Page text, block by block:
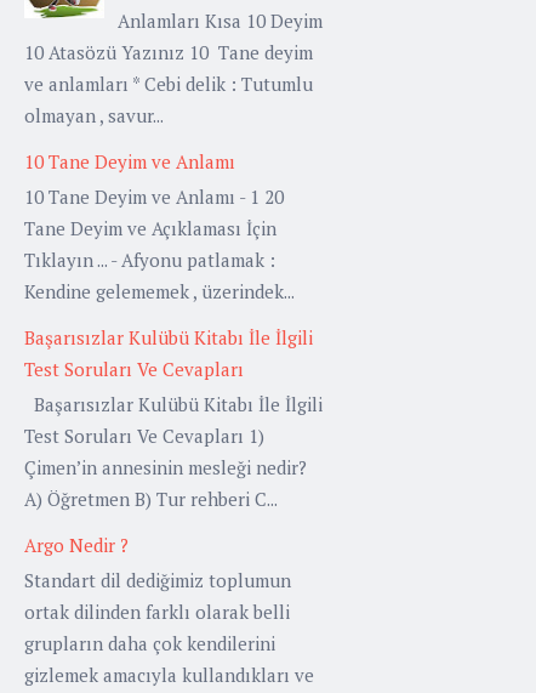
Anlamları Kısa 10 Deyim
10 Atasözü Yazınız 10 Tane deyim
ve anlamları * Cebi delik : Tutumlu
olmayan , savur...
10 Tane Deyim ve Anlamı
10 Tane Deyim ve Anlamı - 1 20
Tane Deyim ve Açıklaması İçin
Tıklayın ... - Afyonu patlamak :
Kendine gelememek , üzerindek...
Başarısızlar Kulübü Kitabı İle İlgili
Test Soruları Ve Cevapları
Başarısızlar Kulübü Kitabı İle İlgili
Test Soruları Ve Cevapları 1)
Çimen’in annesinin mesleği nedir?
A) Öğretmen B) Tur rehberi C...
Argo Nedir ?
Standart dil dediğimiz toplumun
ortak dilinden farklı olarak belli
grupların daha çok kendilerini
gizlemek amacıyla kullandıkları ve